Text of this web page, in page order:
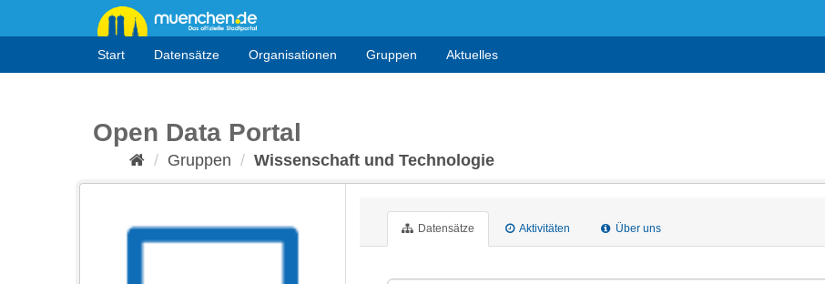
Start Datensätze Organisationen Gruppen Aktuelles
Open Data Portal
Gruppen Wissenschaft und Technologie
Datensätze Aktivitäten Über uns